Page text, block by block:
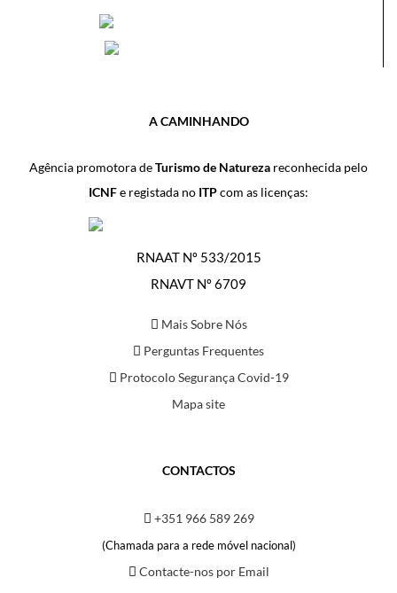
A CAMINHANDO
Agência promotora deTurismo de Natureza reconhecida pelo
ICNFe registada no ITPcom as licenças:
RNAAT Nº 533/2015
RNAVT Nº 6709
Mais Sobre Nós
Perguntas Frequentes
Protocolo Segurança Covid-19
Mapa site
CONTACTOS
+351 966 589 269
(Chamada para a rede móvel nacional)
Contacte-nos por Email